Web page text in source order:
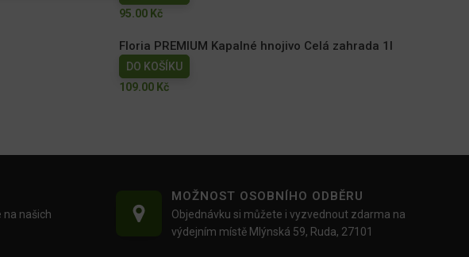
95.00 Kč
Floria PREMIUM Kapalné hnojivo Celá zahrada 1l
DO KOŠÍKU
109.00 Kč
našich
MOŽNOST OSOBNÍHO ODBĚRU
Objednávku si můžete i vyzvednout zdarma na
výdejním místě Mlýnská 59, Ruda, 27101